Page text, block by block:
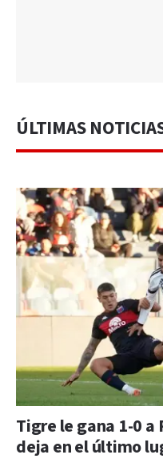
ÚLTIMAS
Tigre le gana 1-0 a
deja en el último